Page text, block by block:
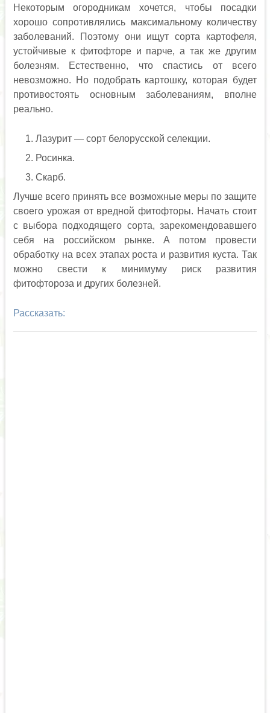
Некоторым огородникам хочется, чтобы посадки
хорошо сопротивлялись максимальному количеству
заболеваний. Поэтому они ищут сорта картофеля,
устойчивые к фитофторе и парче, а так же другим
болезням. Естественно, что спастись от всего
невозможно. Но подобрать картошку, которая будет
противостоять основным заболеваниям, вполне
реально.
Лазурит — сорт белорусской селекции.
Росинка.
Скарб.
Лучше всего принять все возможные меры по защите
своего урожая от вредной фитофторы. Начать стоит
с выбора подходящего сорта, зарекомендовавшего
себя на российском рынке. А потом провести
обработку на всех этапах роста и развития куста. Так
можно свести к минимуму риск развития
фитофтороза и других болезней.
Рассказать: